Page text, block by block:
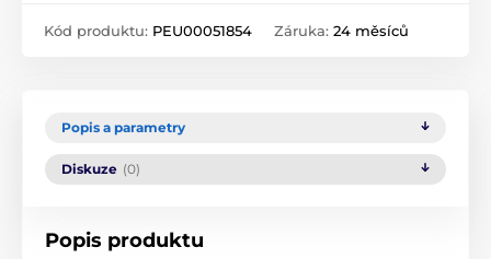
Kód produktu: PEU00051854 Záruka: 24 měsíců
Popis a parametry
Diskuze (0)
Popis produktu